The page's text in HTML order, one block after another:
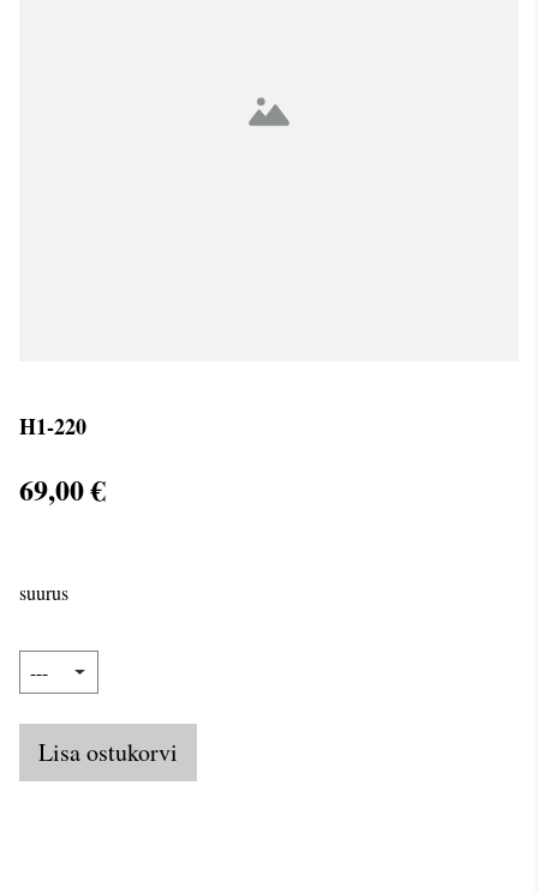
H1-220
69,00 €
suurus
Lisa ostukorvi